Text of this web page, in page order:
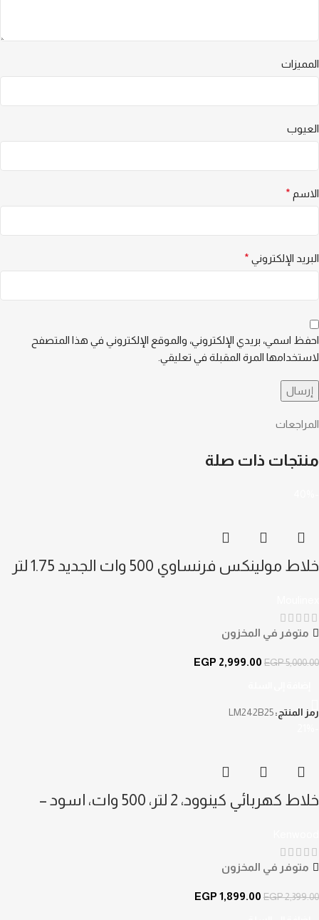
المميزات
العيوب
الاسم *
البريد الإلكتروني *
احفظ اسمي، بريدي الإلكتروني، والموقع الإلكتروني في هذا المتصفح
لاستخدامها المرة المقبلة في تعليقي.
المراجعات
منتجات ذات صلة
خلاط مولينكس فرنساوي 500 وات الجديد 1.75 لتر
متوفر في المخزون
EGP5,000.00
EGP 2,999.00
رمز المنتج: LM242B25
خلاط كهربائي كينوود، 2 لتر، 500 وات، اسود –
متوفر في المخزون
EGP2,399.00
EGP 1,899.00